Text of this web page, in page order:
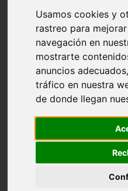
Usamos cookies y
rastreo para
navegación en
mostrarte
anuncios
tráfico en nuestra
de donde llegan
2026
VER OTRO GRUPO
GRUPO: 1801
4X4-GRUPO UNICO
PUESTO:1